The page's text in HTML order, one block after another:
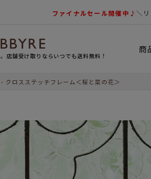
ファイナルセール開催中♪＼
店舗受け取りならいつでも送料無料！
商
クロスステッチフレーム＜桜と菜の花＞